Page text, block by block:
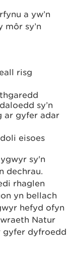
a yw’n
sy’n
risg
sy’n
ar gyfer adar
eisoes
sy'n
dechrau.
rhaglen
yn bellach
hefyd ofyn
Natur
gyfer dyfroedd